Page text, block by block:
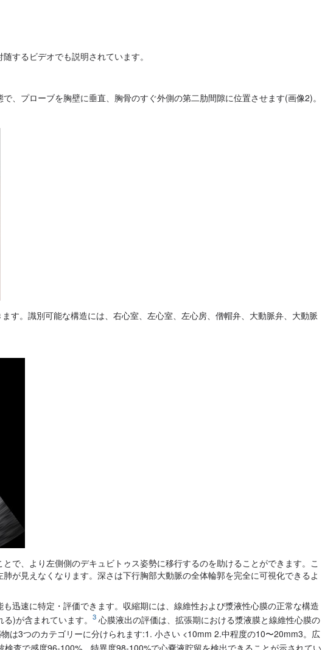
するビデオでも説明されています。
、プローブを胸壁に垂直、胸骨のすぐ外側の第二肋間隙に位置させます(画像2)。
す。識別可能な構造には、右心室、左心室、左心房、僧帽弁、大動脈弁、大動脈
で、より左側側のデキュビトゥス姿勢に移行するのを助けることができます。こ
が見えなくなります。深さは下行胸部大動脈の全体輪郭を完全に可視化できるよ
迅速に特定・評価できます。収縮期には、線維性および漿液性心膜の正常な構造
)が含まれています。
3 心膜液出の評価は、拡張期における漿液膜と線維性心膜の
は3つのカテゴリーに分けられます:1. 小さい <10mm 2.中程度の10〜20mm3。広
査で感度96-100%、特異度98-100%で心嚢液貯留を検出できることが示されてい